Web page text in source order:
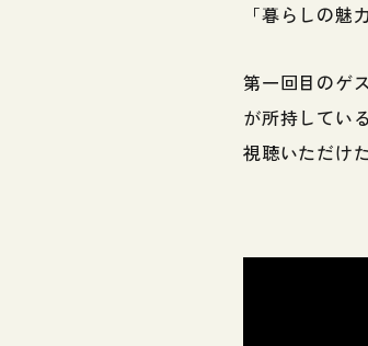
「暮らしの魅
第一回目のゲ
が所持してい
視聴いただけ